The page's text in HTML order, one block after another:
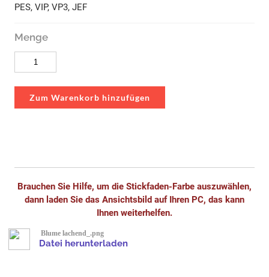
PES, VIP, VP3, JEF
Menge
Zum Warenkorb hinzufügen
Brauchen Sie Hilfe, um die Stickfaden-Farbe auszuwählen,
dann laden Sie das Ansichtsbild auf Ihren PC, das kann
Ihnen weiterhelfen.
Blume lachend_.png
Datei herunterladen